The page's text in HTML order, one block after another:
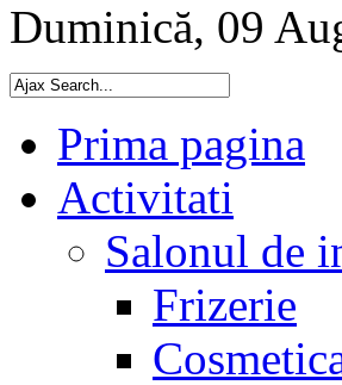
Duminică, 09
Prima pagina
Activitati
Salonul de
Frizerie